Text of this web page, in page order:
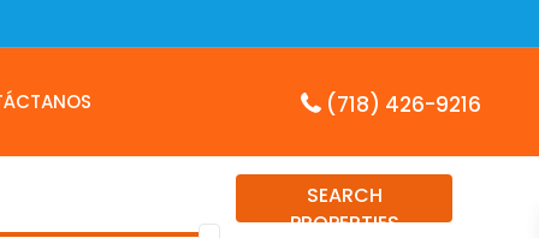
(718) 426-9216
SEARCH
PROPERTIES